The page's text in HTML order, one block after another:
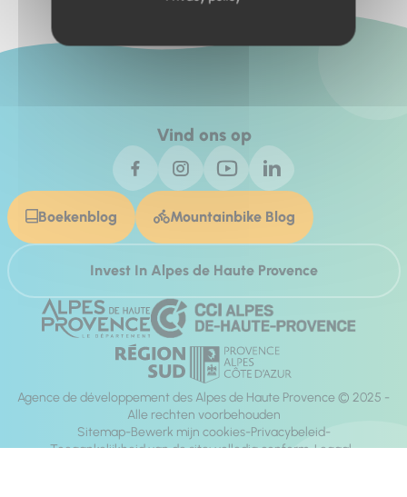
Vind ons op
Boekenblog Mountainbike Blog
Invest In Alpes de Haute Provence
Agence de développement des Alpes de Haute Provence © 2025 -
Alle rechten voorbehouden
Sitemap Bewerk mijn cookies Privacybeleid
Toegankelijkheid van de site: volledig conform Legaal